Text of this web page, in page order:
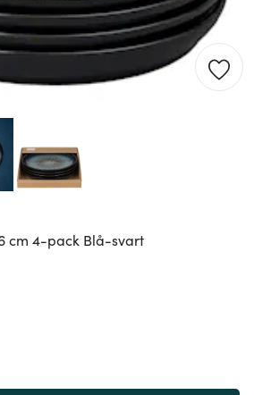
cm 4-pack Blå-svart